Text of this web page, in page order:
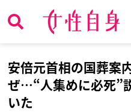
安倍元首相の国葬案
ぜ…“人集めに必死”
いた